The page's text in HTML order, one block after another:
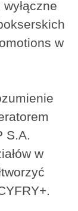
w
S.A.
w